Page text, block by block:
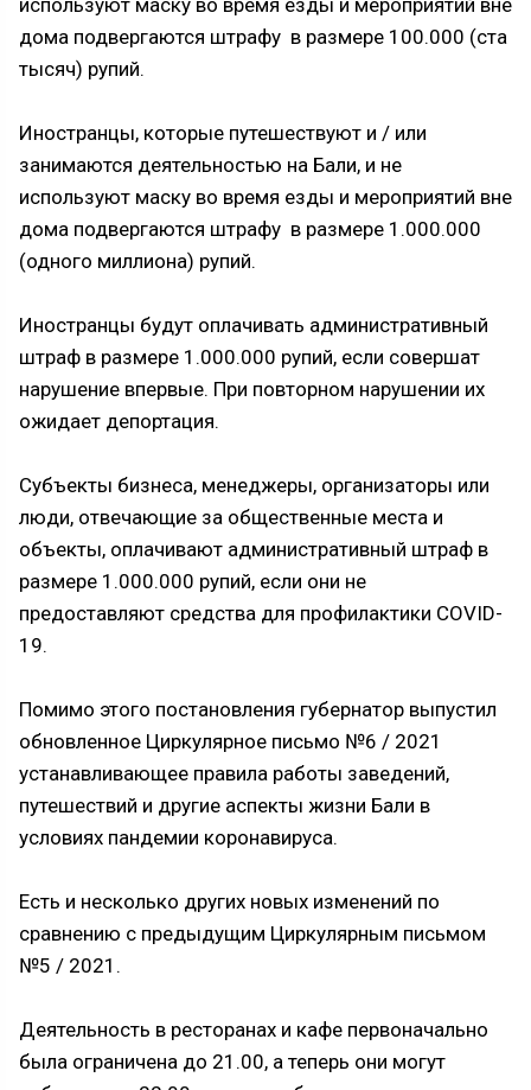
дома подвергаются штрафу в размере 100.000 (ста
тысяч) рупий.
Иностранцы, которые путешествуют и / или
занимаются деятельностью на Бали, и не
используют маску во время езды и мероприятий вне
дома подвергаются штрафу в размере 1.000.000
(одного миллиона) рупий.
Иностранцы будут оплачивать административный
штраф в размере 1.000.000 рупий, если совершат
нарушение впервые. При повторном нарушении их
ожидает депортация.
Субъекты бизнеса, менеджеры, организаторы или
люди, отвечающие за общественные места и
объекты, оплачивают административный штраф в
размере 1.000.000 рупий, если они не
предоставляют средства для профилактики COVID-
19.
Помимо этого постановления губернатор выпустил
обновленное Циркулярное письмо №6 / 2021
устанавливающее правила работы заведений,
путешествий и другие аспекты жизни Бали в
условиях пандемии коронавируса.
Есть и несколько других новых изменений по
сравнению с предыдущим Циркулярным письмом
№5 / 2021.
Деятельность в ресторанах и кафе первоначально
была ограничена до 21.00, а теперь они могут